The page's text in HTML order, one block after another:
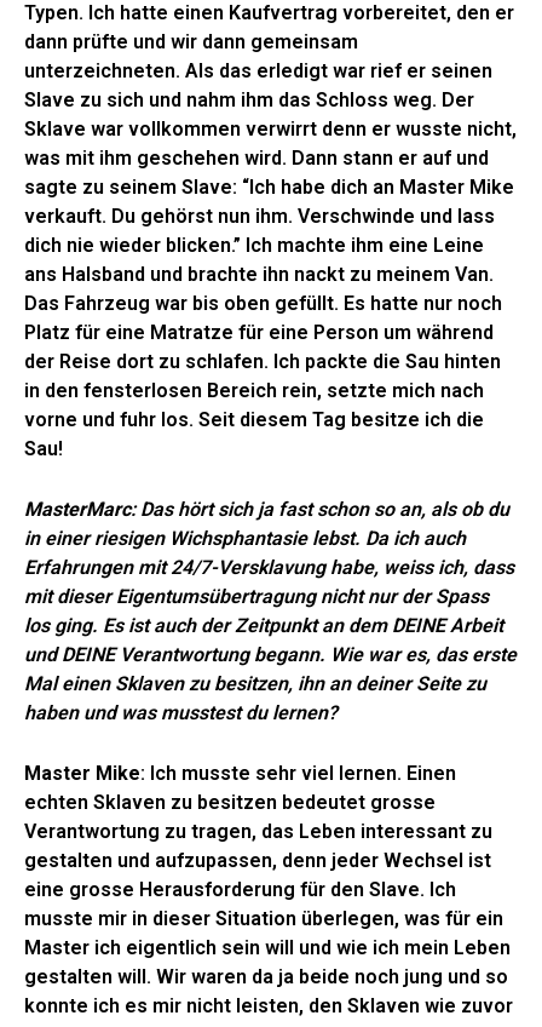
Typen. Ich hatte einen Kaufvertrag vorbereitet, den er
dann prüfte und wir dann gemeinsam
unterzeichneten. Als das erledigt war rief er seinen
Slave zu sich und nahm ihm das Schloss weg. Der
Sklave war vollkommen verwirrt denn er wusste nicht,
was mit ihm geschehen wird. Dann stann er auf und
sagte zu seinem Slave: “Ich habe dich an Master Mike
verkauft. Du gehörst nun ihm. Verschwinde und lass
dich nie wieder blicken.” Ich machte ihm eine Leine
ans Halsband und brachte ihn nackt zu meinem Van.
Das Fahrzeug war bis oben gefüllt. Es hatte nur noch
Platz für eine Matratze für eine Person um während
der Reise dort zu schlafen. Ich packte die Sau hinten
in den fensterlosen Bereich rein, setzte mich nach
vorne und fuhr los. Seit diesem Tag besitze ich die
Sau!
MasterMarc: Das hört sich ja fast schon so an, als ob du
in einer riesigen Wichsphantasie lebst. Da ich auch
Erfahrungen mit 24/7-Versklavung habe, weiss ich, dass
mit dieser Eigentumsübertragung nicht nur der Spass
los ging. Es ist auch der Zeitpunkt an dem DEINE Arbeit
und DEINE Verantwortung begann. Wie war es, das erste
Mal einen Sklaven zu besitzen, ihn an deiner Seite zu
haben und was musstest du lernen?
Master Mike: Ich musste sehr viel lernen. Einen
echten Sklaven zu besitzen bedeutet grosse
Verantwortung zu tragen, das Leben interessant zu
gestalten und aufzupassen, denn jeder Wechsel ist
eine grosse Herausforderung für den Slave. Ich
musste mir in dieser Situation überlegen, was für ein
Master ich eigentlich sein will und wie ich mein Leben
gestalten will. Wir waren da ja beide noch jung und so
konnte ich es mir nicht leisten, den Sklaven wie zuvor